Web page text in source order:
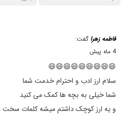
فاطمه زهرا گفت:
4 ماه پیش
😄😄😄😄😄😄😄😄😄
سلام ارز ادب و احترام خدمت شما
شما خیلی به بچه ها کمک می کنید
و یه ارز کوچک داشتم میشه کلمات سخت